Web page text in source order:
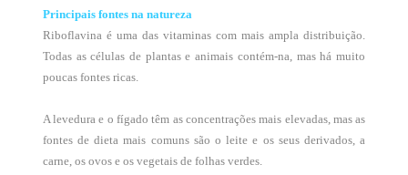
Principais fontes na natureza
Riboflavina é uma das vitaminas com mais ampla distribuição.
Todas as células de plantas e animais contém-na, mas há muito
poucas fontes ricas.
A levedura e o fígado têm as concentrações mais elevadas, mas as
fontes de dieta mais comuns são o leite e os seus derivados, a
carne, os ovos e os vegetais de folhas verdes.